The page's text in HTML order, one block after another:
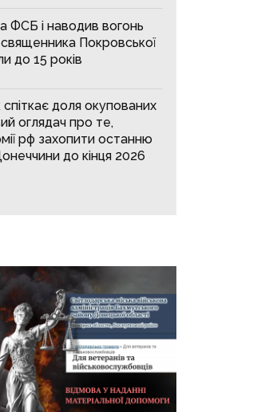
ФСБ і наводив вогонь
священника Покровської
до 15 років
доля окупованих
оглядач про те,
рф захопити останню
до кінця 2026